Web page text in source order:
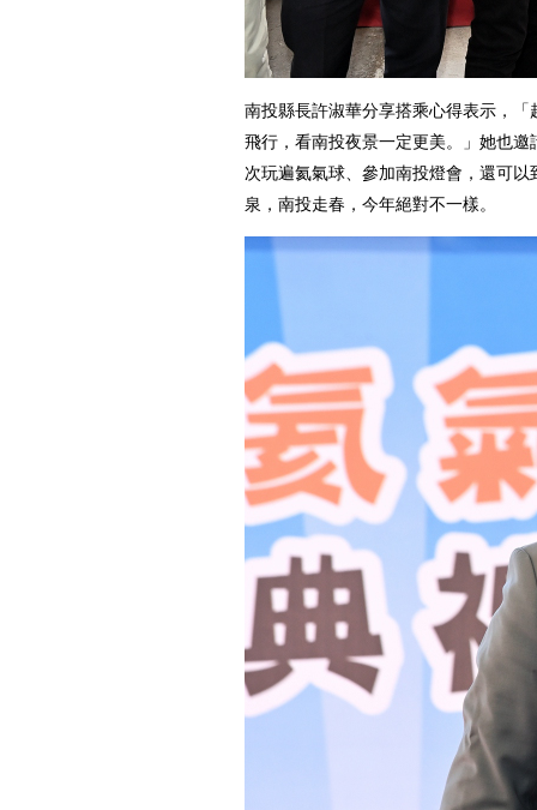
南投縣長許淑華分享搭乘心得表示，
飛行，看南投夜景一定更美。」她也
次玩遍氦氣球、參加南投燈會，還可以
泉，南投走春，今年絕對不一樣。